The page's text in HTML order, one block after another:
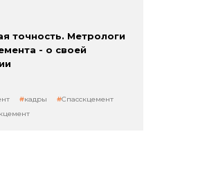
точность. Метрологи
- о своей
кадры
Спасскцемент